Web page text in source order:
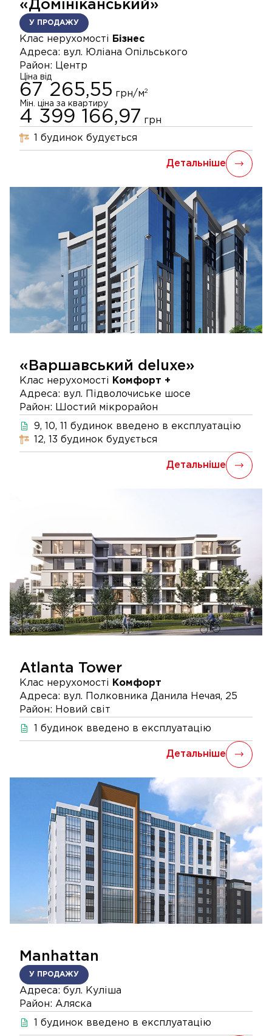
«Домініканський»
У ПРОДАЖУ
Клас нерухомості
Бізнес
Адреса: вул. Юліана Опільського
Район: Центр
Ціна від
67 265,55 грн/м2
Мін. ціна за квартиру
4 399 166,97 грн
будинок будується
Детальніше
«Варшавський deluxe»
Клас нерухомості
Комфорт +
Адреса: вул. Підволочиське шосе
Район: Шостий мікрорайон
9, 10, 11 будинок введено в експлуатацію
12, 13 будинок будується
Детальніше
Atlanta Tower
Клас нерухомості
Комфорт
Адреса: вул. Полковника Данила Нечая, 25
Район: Новий світ
1 будинок введено в експлуатацію
Детальніше
Manhattan
У ПРОДАЖУ
Адреса: бул. Куліша
Район: Аляска
будинок введено в експлуатацію